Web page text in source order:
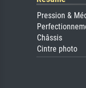
Pression &
Châssis
Cintre photo